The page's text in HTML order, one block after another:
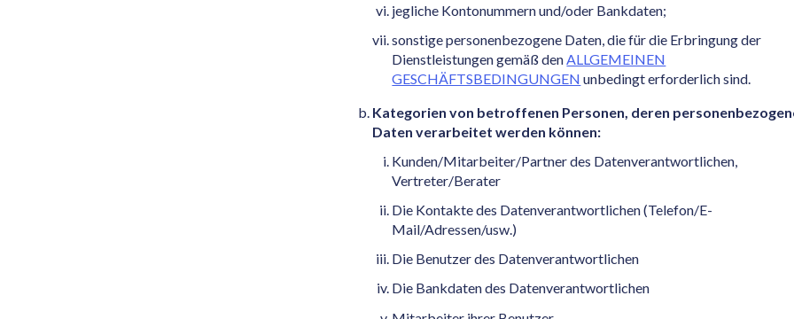
jegliche Kontonummern und/oder Bankdaten;
sonstige personenbezogene Daten, die für die Erbringung der
Dienstleistungen gemäß den ALLGEMEINEN
GESCHÄFTSBEDINGUNGEN unbedingt erforderlich sind.
Kategorien von betroffenen Personen, deren
Daten verarbeitet werden können:
Kunden/Mitarbeiter/Partner des Datenverantwortlichen,
Vertreter/Berater
Die Kontakte des Datenverantwortlichen (Telefon/E-
Mail/Adressen/usw.)
Die Benutzer des Datenverantwortlichen
Die Bankdaten des Datenverantwortlichen